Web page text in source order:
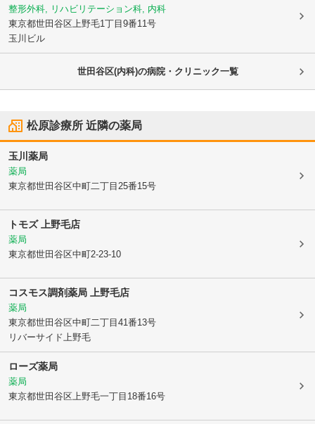
整形外科, リハビリテーション科, 内科
東京都世田谷区 上野毛1丁目9番11号
玉川ビル
世田谷区(内科)の病院・クリニック一覧
松原診療所 近隣の薬局
玉川薬局
薬局
東京都世田谷区中町二丁目25番15号
トモズ 上野毛店
薬局
東京都世田谷区中町2-23-10
コスモス調剤薬局 上野毛店
薬局
東京都世田谷区中町二丁目41番13号
リバーサイド上野毛
ローズ薬局
薬局
東京都世田谷区 上野毛一丁目18番16号